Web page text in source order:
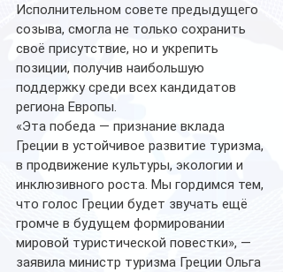
Исполнительном совете предыдущего
созыва, смогла не только сохранить
своё присутствие, но и укрепить
позиции, получив наибольшую
поддержку среди всех кандидатов
региона Европы.
«Эта победа — признание вклада
Греции в устойчивое развитие туризма,
в продвижение культуры, экологии и
инклюзивного роста. Мы гордимся тем,
что голос Греции будет звучать ещё
громче в будущем формировании
мировой туристической повестки», —
заявила министр туризма Греции Ольга